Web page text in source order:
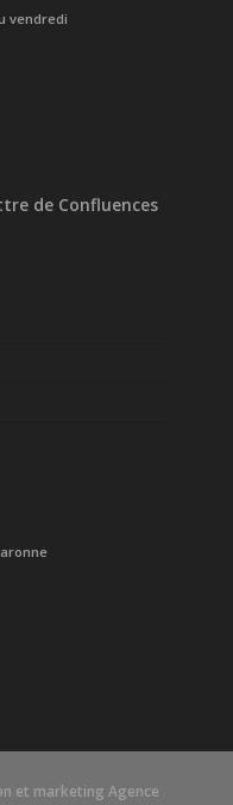
vendredi
de Confluences
et marketing Agence